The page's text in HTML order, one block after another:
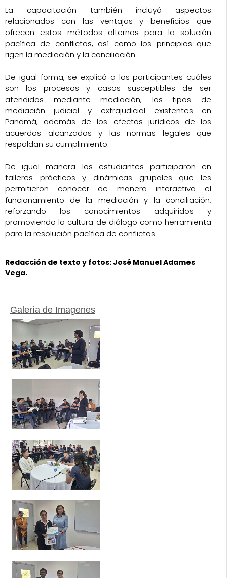
La capacitación también incluyó aspectos
relacionados con las ventajas y beneficios que
ofrecen estos métodos alternos para la solución
pacífica de conflictos, así como los principios que
rigen la mediación y la conciliación.
De igual forma, se explicó a los participantes cuáles
son los procesos y casos susceptibles de ser
atendidos mediante mediación, los tipos de
mediación judicial y extrajudicial existentes en
Panamá, además de los efectos jurídicos de los
acuerdos alcanzados y las normas legales que
respaldan su cumplimiento.
De igual manera los estudiantes participaron en
talleres prácticos y dinámicas grupales que les
permitieron conocer de manera interactiva el
funcionamiento de la mediación y la conciliación,
reforzando los conocimientos adquiridos y
promoviendo la cultura de diálogo como herramienta
para la resolución pacífica de conflictos.
Redacción de texto y fotos: José Manuel Adames
Vega.
Galería de Imagenes